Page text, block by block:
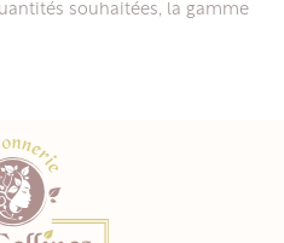
souhaitées, la gamme